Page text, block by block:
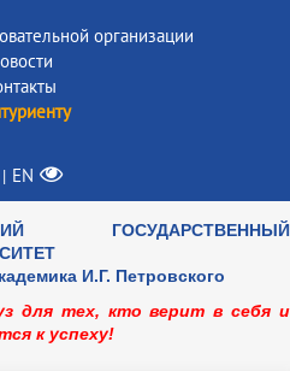
организации
| EN
ГОСУДАРСТВЕННЫЙ
И.Г. Петровского
для тех, кто верит в себя и
к успеху!